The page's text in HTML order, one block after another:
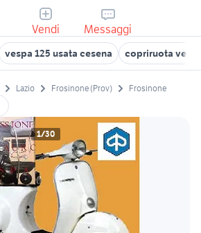
Vendi Messaggi
vespa 125 usata cesena copriruota
Lazio Frosinone (Prov) Frosinone
1/30